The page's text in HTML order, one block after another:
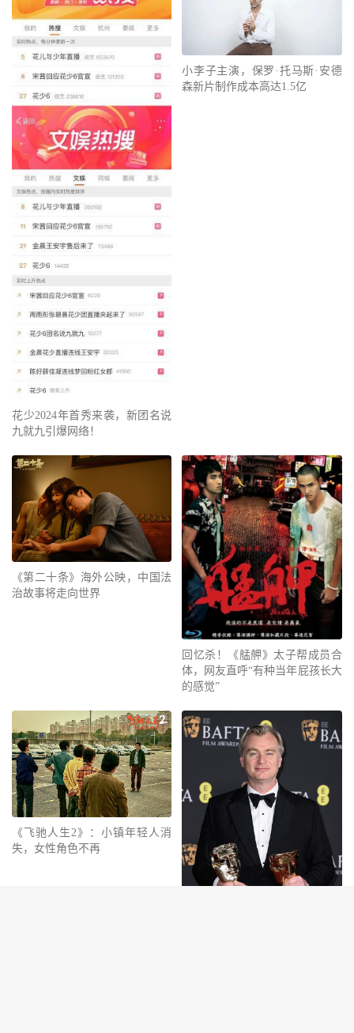
花少2024年首秀来袭，新团名说
九就九引爆网络！
小李子主演，保罗·托马斯·安德
森新片制作成本高达1.5亿
《第二十条》海外公映，中国法
治故事将走向世界
回忆杀！《艋舺》太子帮成员合
体，网友直呼“有种当年屁孩长大
的感觉”
《飞驰人生2》：小镇年轻人消
失，女性角色不再